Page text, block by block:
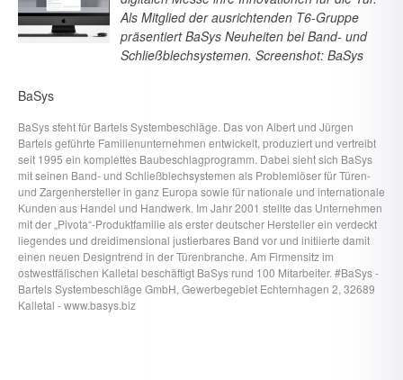
Als Mitglied der ausrichtenden T6-Gruppe
präsentiert BaSys Neuheiten bei Band- und
Schließblechsystemen. Screenshot: BaSys
BaSys
BaSys steht für Bartels Systembeschläge. Das von Albert und Jürgen
Bartels geführte Familienunternehmen entwickelt, produziert und vertreibt
seit 1995 ein komplettes Baubeschlagprogramm. Dabei sieht sich BaSys
mit seinen Band- und Schließblechsystemen als Problemlöser für Türen-
und Zargenhersteller in ganz Europa sowie für nationale und internationale
Kunden aus Handel und Handwerk. Im Jahr 2001 stellte das Unternehmen
mit der „Pivota“-Produktfamilie als erster deutscher Hersteller ein verdeckt
liegendes und dreidimensional justierbares Band vor und initiierte damit
einen neuen Designtrend in der Türenbranche. Am Firmensitz im
ostwestfälischen Kalletal beschäftigt BaSys rund 100 Mitarbeiter. #BaSys -
Bartels Systembeschläge GmbH, Gewerbegebiet Echternhagen 2, 32689
Kalletal - www.basys.biz